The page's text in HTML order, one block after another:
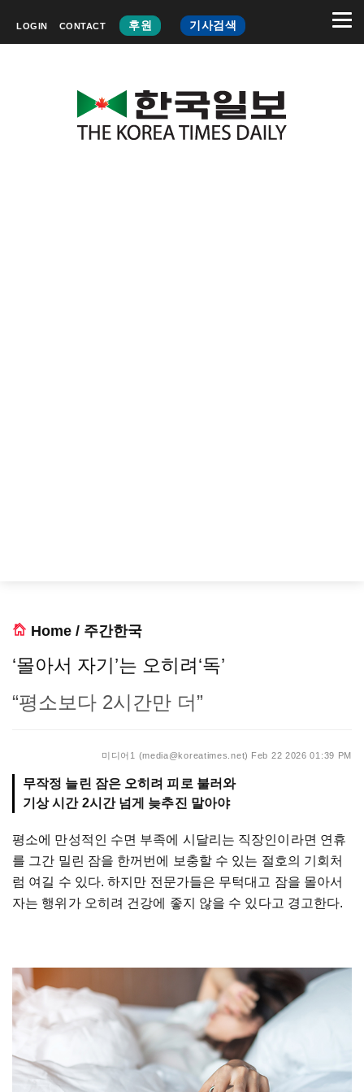
LOGIN CONTACT 후원 기사검색
Home / 주간한국
‘몰아서 자기’는 오히려‘독’
“평소보다 2시간만 더”
미디어1 (media@koreatimes.net) Feb 22 2026 01:39 PM
무작정 늘린 잠은 오히려 피로 불러와
기상 시간 2시간 넘게 늦추진 말아야
평소에 만성적인 수면 부족에 시달리는 직장인이라면 연휴
를 그간 밀린 잠을 한꺼번에 보충할 수 있는 절호의 기회처
럼 여길 수 있다.하지만 전문가들은 무턱대고 잠을 몰아서
자는 행위가 오히려 건강에 좋지 않을 수 있다고 경고한다.